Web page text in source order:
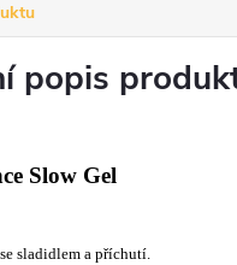
popis
Slow Gel
sladidlem a příchutí.